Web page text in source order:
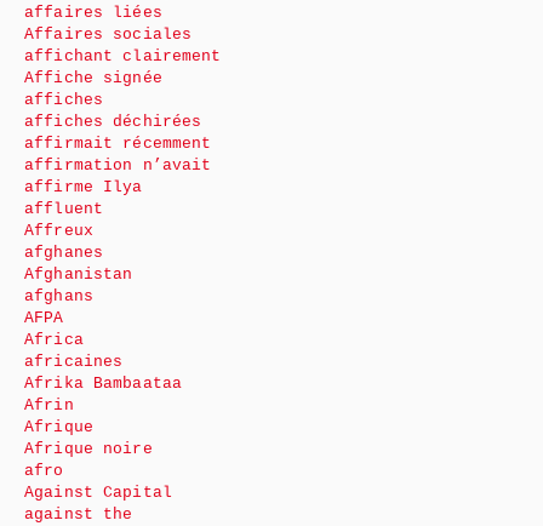
affaires liées
Affaires sociales
affichant clairement
Affiche signée
affiches
affiches déchirées
affirmait récemment
affirmation n’avait
affirme Ilya
affluent
Affreux
afghanes
Afghanistan
afghans
AFPA
Africa
africaines
Afrika Bambaataa
Afrin
Afrique
Afrique noire
afro
Against Capital
against the